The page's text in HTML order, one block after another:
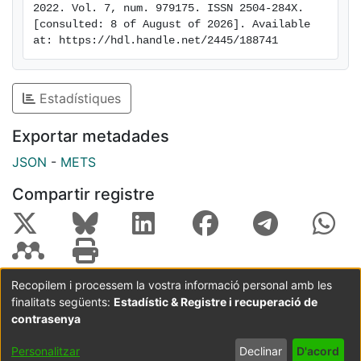
2022. Vol. 7, num. 979175. ISSN 2504-284X.
[consulted: 8 of August of 2026]. Available
at: https://hdl.handle.net/2445/188741
Estadístiques
Exportar metadades
JSON - METS
Compartir registre
Coordinació:CRAI UB Avís legal
Metadades
subjectes a:
Configuració
de cookies
privadesa
Recopilem i processem la vostra informació personal amb les
finalitats següents: Estadístic & Registre i recuperació de
contrasenya
Personalitzar Declinar D'acord